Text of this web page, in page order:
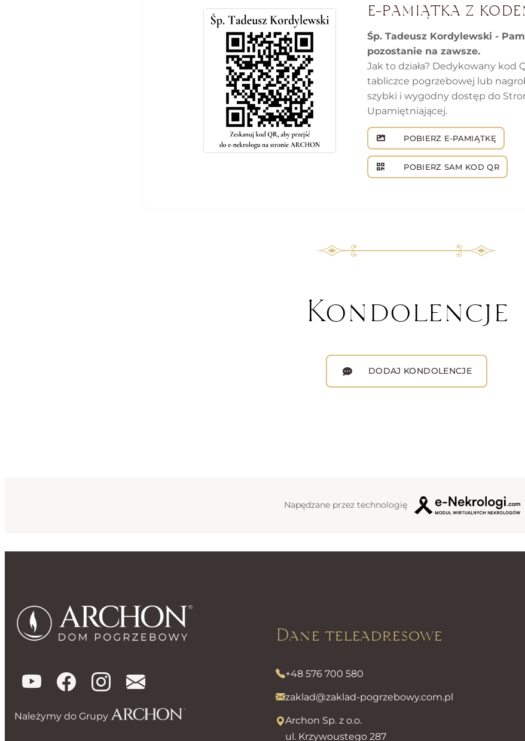
E-PAMIĄTKA Z
Śp. Tadeusz Kordylewski -
pozostanie na zawsze.
Jak to działa? Dedykowany kod
tabliczce pogrzebowej lub
szybki i wygodny dostęp do
Upamiętniającej.
POBIERZ E-PAMIĄTKĘ
POBIERZ SAM KOD QR
Kondolencje
DODAJ KONDOLENCJE
Napędzane przez technologię
Należymy do Grupy
Dane teleadresowe
+48 576 700 580
zaklad@zaklad-pogrzebowy.com.pl
Archon Sp. z o.o.
ul. Krzywoustego 287